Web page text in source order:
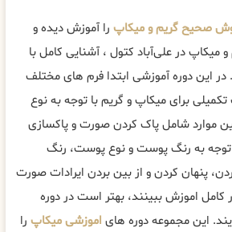
صحیح گریم و میکاپ را آموزش دیده و
در علی‌آباد کتول ، آشنایی کامل با
این دوره آموزشی ابتدا فرم های مختلف
برای میکاپ و گریم با توجه به نوع
موارد شامل پاک کردن صورت و پاکسازی
توجه به رنگ پوست و نوع پوست، رنگ
پنهان کردن و از بین بردن ایرادات صورت
کامل اموزش ببینند، بهتر است در دوره
این مجموعه دوره های اموزشی میکاپ را